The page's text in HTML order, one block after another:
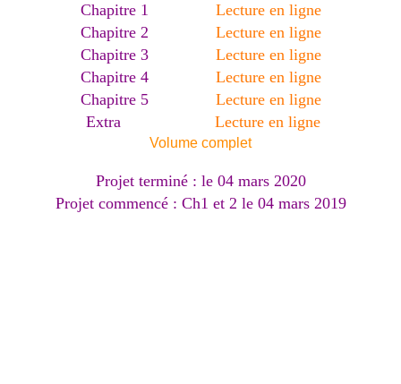
Chapitre 1 Lecture en ligne
Chapitre 2 Lecture en ligne
Chapitre 3 Lecture en ligne
Chapitre 4 Lecture en ligne
Chapitre 5 Lecture en ligne
Extra Lecture en ligne
Volume complet
Projet terminé : le 04 mars 2020
Projet commencé : Ch1 et 2 le 04 mars 2019